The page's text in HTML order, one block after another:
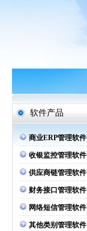
软件产品
商业ERP管理软件
收银监控管理软件
供应商链管理软件
财务接口管理软件
网络短信管理软件
其他类别管理软件